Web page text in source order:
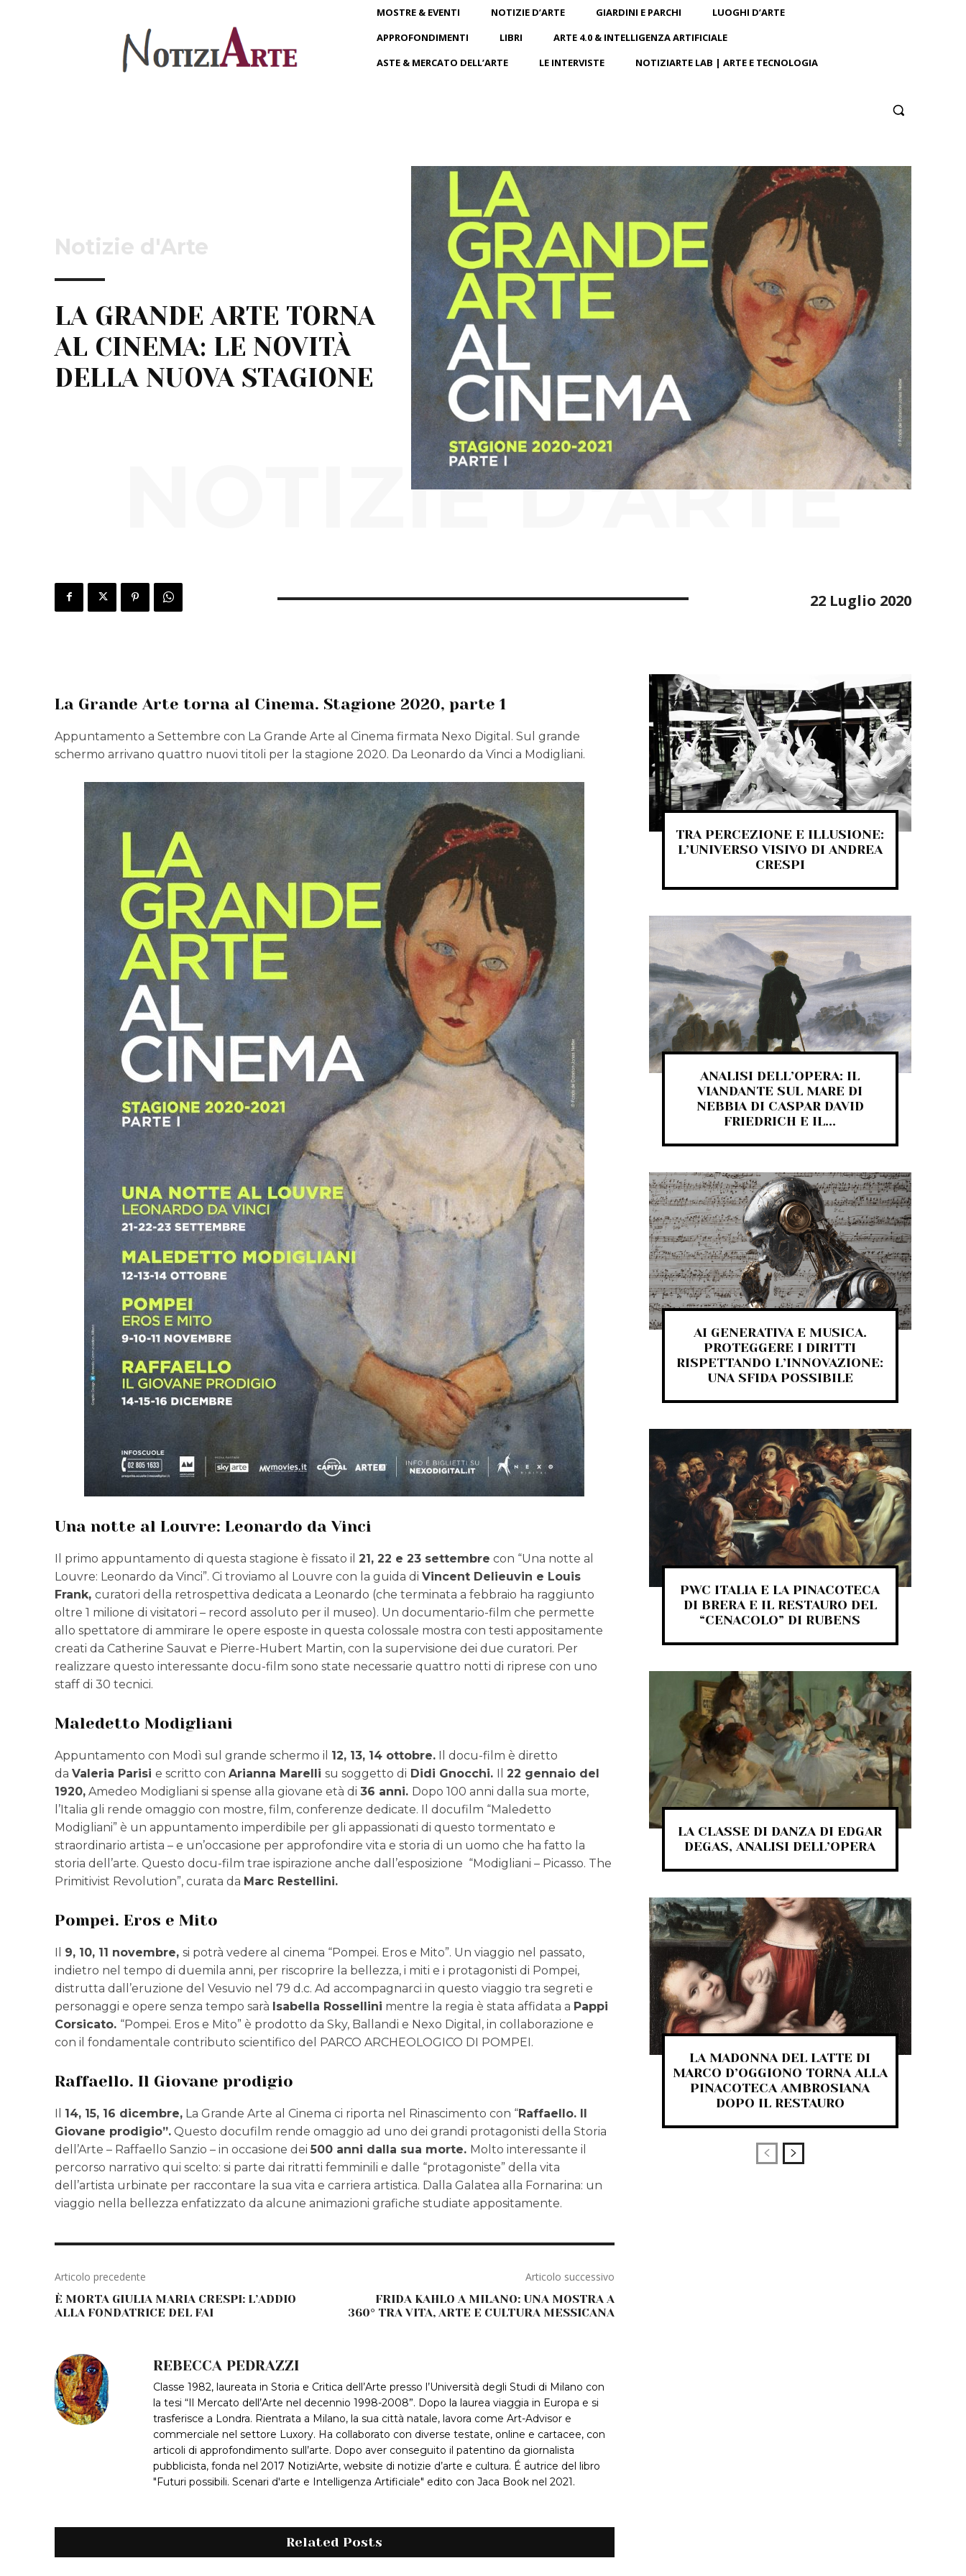
MOSTRE & EVENTI NOTIZIE D’ARTE GIARDINI E PARCHI
LUOGHI D’ARTE
APPROFONDIMENTI
LIBRI
ARTE 4.0 & INTELLIGENZA ARTIFICIALE
ASTE & MERCATO DELL’ARTE
LE INTERVISTE NOTIZIARTE LAB | ARTE E TECNOLOGIA
Notizie d'Arte
LA GRANDE ARTE TORNA
AL CINEMA: LE NOVITÀ
DELLA NUOVA STAGIONE
NOTIZIE D'ARTE
22 Luglio 2020
La Grande Arte torna al Cinema. Stagione 2020, parte 1
Appuntamento a Settembre con La Grande Arte al Cinema firmata Nexo Digital. Sul grande
schermo arrivano quattro nuovi titoli per la stagione 2020. Da Leonardo da Vinci a Modigliani.
Una notte al Louvre: Leonardo da Vinci
Il primo appuntamento di questa stagione è fissato il 21, 22 e 23 settembre con “Una notte al
Louvre: Leonardo da Vinci”. Ci troviamo al Louvre con la guida di Vincent Delieuvin e Louis
Frank, curatori della retrospettiva dedicata a Leonardo (che terminata a febbraio ha raggiunto
oltre 1 milione di visitatori – record assoluto per il museo). Un documentario-film che permette
allo spettatore di ammirare le opere esposte in questa colossale mostra con testi appositamente
creati da Catherine Sauvat e Pierre-Hubert Martin, con la supervisione dei due curatori. Per
realizzare questo interessante docu-film sono state necessarie quattro notti di riprese con uno
staff di 30 tecnici.
Maledetto Modigliani
Appuntamento con Modì sul grande schermo il 12, 13, 14 ottobre. Il docu-film è diretto
da Valeria Parisi e scritto con Arianna Marelli su soggetto di Didi Gnocchi. Il 22 gennaio del
1920, Amedeo Modigliani si spense alla giovane età di 36 anni. Dopo 100 anni dalla sua morte,
l’Italia gli rende omaggio con mostre, film, conferenze dedicate. Il docufilm “Maledetto
Modigliani” è un appuntamento imperdibile per gli appassionati di questo tormentato e
straordinario artista – e un’occasione per approfondire vita e storia di un uomo che ha fatto la
storia dell’arte. Questo docu-film trae ispirazione anche dall’esposizione “Modigliani – Picasso. The
Primitivist Revolution”, curata da Marc Restellini.
Pompei. Eros e Mito
Il 9, 10, 11 novembre, si potrà vedere al cinema “Pompei. Eros e Mito”. Un viaggio nel passato,
indietro nel tempo di duemila anni, per riscoprire la bellezza, i miti e i protagonisti di Pompei,
distrutta dall’eruzione del Vesuvio nel 79 d.c. Ad accompagnarci in questo viaggio tra segreti e
personaggi e opere senza tempo sarà Isabella Rossellini mentre la regia è stata affidata a Pappi
Corsicato. “Pompei. Eros e Mito” è prodotto da Sky, Ballandi e Nexo Digital, in collaborazione e
con il fondamentale contributo scientifico del PARCO ARCHEOLOGICO DI POMPEI.
Raffaello. Il Giovane prodigio
Il 14, 15, 16 dicembre, La Grande Arte al Cinema ci riporta nel Rinascimento con “Raffaello. Il
Giovane prodigio”. Questo docufilm rende omaggio ad uno dei grandi protagonisti della Storia
dell’Arte – Raffaello Sanzio – in occasione dei 500 anni dalla sua morte. Molto interessante il
percorso narrativo qui scelto: si parte dai ritratti femminili e dalle “protagoniste” della vita
dell’artista urbinate per raccontare la sua vita e carriera artistica. Dalla Galatea alla Fornarina: un
viaggio nella bellezza enfatizzato da alcune animazioni grafiche studiate appositamente.
Articolo precedente
È MORTA GIULIA MARIA CRESPI: L’ADDIO
ALLA FONDATRICE DEL FAI
Articolo successivo
FRIDA KAHLO A MILANO: UNA MOSTRA A
360° TRA VITA, ARTE E CULTURA MESSICANA
REBECCA PEDRAZZI
Classe 1982, laureata in Storia e Critica dell’Arte presso l’Università degli Studi di Milano con
la tesi “Il Mercato dell’Arte nel decennio 1998-2008”. Dopo la laurea viaggia in Europa e si
trasferisce a Londra. Rientrata a Milano, la sua città natale, lavora come Art-Advisor e
commerciale nel settore Luxory. Ha collaborato con diverse testate, online e cartacee, con
articoli di approfondimento sull’arte. Dopo aver conseguito il patentino da giornalista
pubblicista, fonda nel 2017 NotiziArte, website di notizie d’arte e cultura. É autrice del libro
"Futuri possibili. Scenari d'arte e Intelligenza Artificiale" edito con Jaca Book nel 2021.
Related Posts
TRA PERCEZIONE E ILLUSIONE:
L’UNIVERSO VISIVO DI ANDREA
CRESPI
ANALISI DELL’OPERA: IL
VIANDANTE SUL MARE DI
NEBBIA DI CASPAR DAVID
FRIEDRICH E IL...
AI GENERATIVA E MUSICA.
PROTEGGERE I DIRITTI
RISPETTANDO L’INNOVAZIONE:
UNA SFIDA POSSIBILE
PWC ITALIA E LA PINACOTECA
DI BRERA E IL RESTAURO DEL
“CENACOLO” DI RUBENS
LA CLASSE DI DANZA DI EDGAR
DEGAS, ANALISI DELL’OPERA
LA MADONNA DEL LATTE DI
MARCO D’OGGIONO TORNA ALLA
PINACOTECA AMBROSIANA
DOPO IL RESTAURO